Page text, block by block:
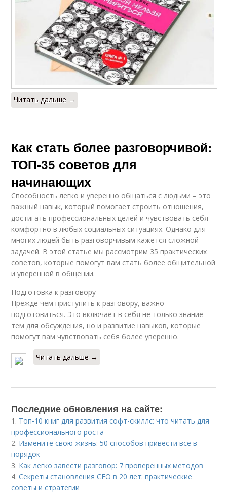
Читать дальше →
Как стать более разговорчивой:
ТОП-35 советов для
начинающих
Способность легко и уверенно общаться с людьми – это
важный навык, который помогает строить отношения,
достигать профессиональных целей и чувствовать себя
комфортно в любых социальных ситуациях. Однако для
многих людей быть разговорчивым кажется сложной
задачей. В этой статье мы рассмотрим 35 практических
советов, которые помогут вам стать более общительной
и уверенной в общении.
Подготовка к разговору
Прежде чем приступить к разговору, важно
подготовиться. Это включает в себя не только знание
тем для обсуждения, но и развитие навыков, которые
помогут вам чувствовать себя более уверенно.
Читать дальше →
Последние обновления на сайте:
1. Топ-10 книг для развития софт-скиллс: что читать для
профессионального роста
2. Измените свою жизнь: 50 способов привести всё в
порядок
3. Как легко завести разговор: 7 проверенных методов
4.Секреты становления CEO в 20 лет: практические
советы и стратегии